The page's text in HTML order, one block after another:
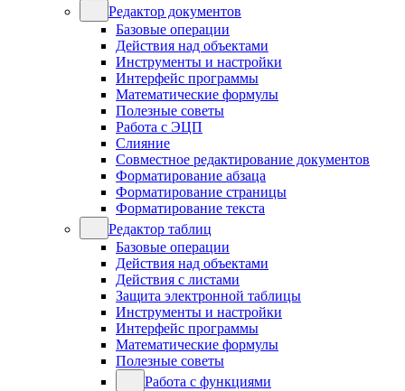
Редактор документов
Базовые операции
Действия над объектами
Инструменты и настройки
Интерфейс программы
Математические формулы
Полезные советы
Работа с ЭЦП
Слияние
Совместное редактирование документов
Форматирование абзаца
Форматирование страницы
Форматирование текста
Редактор таблиц
Базовые операции
Действия над объектами
Действия с листами
Защита электронной таблицы
Инструменты и настройки
Интерфейс программы
Математические формулы
Полезные советы
Работа с функциями